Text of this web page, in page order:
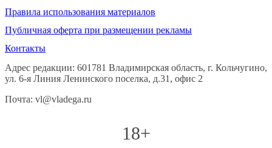
Правила использования материалов
Публичная оферта при размещении рекламы
Контакты
Адрес редакции: 601781 Владимирская область, г. Кольчугино,
ул. 6-я Линия Ленинского поселка, д.31, офис 2
Почта: vl@vladega.ru
18+